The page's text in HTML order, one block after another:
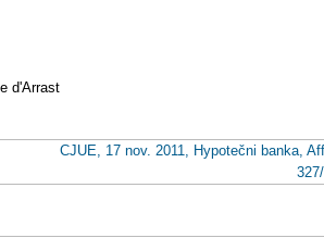
d'Arrast
CJUE, 17 nov. 2011, Hypotečni banka,